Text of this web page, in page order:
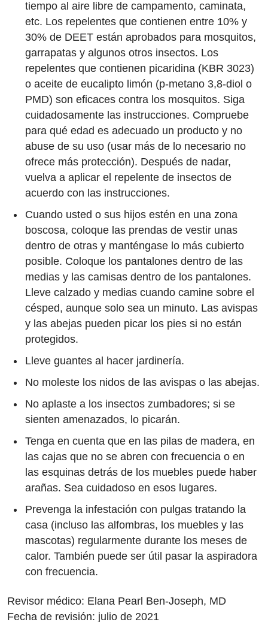
tiempo al aire libre de campamento, caminata,
etc. Los repelentes que contienen entre 10% y
30% de DEET están aprobados para mosquitos,
garrapatas y algunos otros insectos. Los
repelentes que contienen picaridina (KBR 3023)
o aceite de eucalipto limón (p-metano 3,8-diol o
PMD) son eficaces contra los mosquitos. Siga
cuidadosamente las instrucciones. Compruebe
para qué edad es adecuado un producto y no
abuse de su uso (usar más de lo necesario no
ofrece más protección). Después de nadar,
vuelva a aplicar el repelente de insectos de
acuerdo con las instrucciones.
Cuando usted o sus hijos estén en una zona
boscosa, coloque las prendas de vestir unas
dentro de otras y manténgase lo más cubierto
posible. Coloque los pantalones dentro de las
medias y las camisas dentro de los pantalones.
Lleve calzado y medias cuando camine sobre el
césped, aunque solo sea un minuto. Las avispas
y las abejas pueden picar los pies si no están
protegidos.
Lleve guantes al hacer jardinería.
No moleste los nidos de las avispas o las abejas.
No aplaste a los insectos zumbadores; si se
sienten amenazados, lo picarán.
Tenga en cuenta que en las pilas de madera, en
las cajas que no se abren con frecuencia o en
las esquinas detrás de los muebles puede haber
arañas. Sea cuidadoso en esos lugares.
Prevenga la infestación con pulgas tratando la
casa (incluso las alfombras, los muebles y las
mascotas) regularmente durante los meses de
calor. También puede ser útil pasar la aspiradora
con frecuencia.
Revisor médico: Elana Pearl Ben-Joseph, MD
Fecha de revisión: julio de 2021